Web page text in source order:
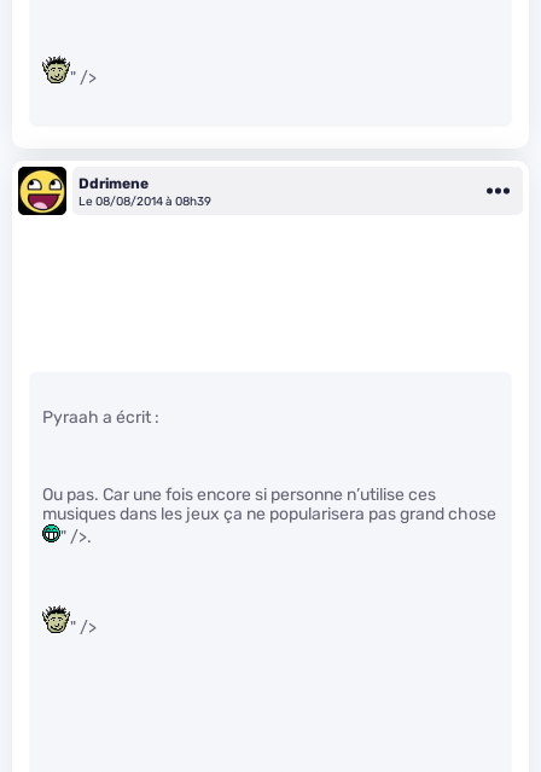
" />
Ddrimene
Le 08/08/2014 à 08h39
Pyraah a écrit :
Ou pas. Car une fois encore si personne n’utilise ces
musiques dans les jeux ça ne popularisera pas grand chose
" />.
" />